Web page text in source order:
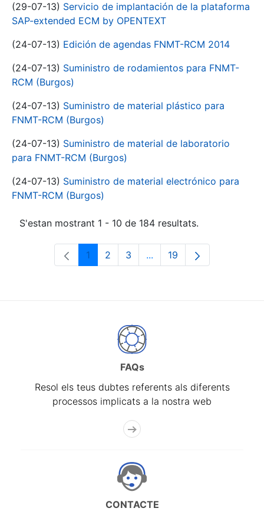
(29-07-13) Servicio de implantación de la plataforma
SAP-extended ECM by OPENTEXT
(24-07-13) Edición de agendas FNMT-RCM 2014
(24-07-13) Suministro de rodamientos para FNMT-
RCM (Burgos)
(24-07-13) Suministro de material plástico para
FNMT-RCM (Burgos)
(24-07-13) Suministro de material de laboratorio
para FNMT-RCM (Burgos)
(24-07-13) Suministro de material electrónico para
FNMT-RCM (Burgos)
S'estan mostrant 1 - 10 de 184 resultats.
Pàgina
1 Pàgina
2 Pàgina
3 ...Pàgines intermèdies
Pàgina
19
FAQs
Resol els teus dubtes referents als diferents
processos implicats a la nostra web
CONTACTE